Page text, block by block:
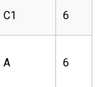
C1 6
A 6